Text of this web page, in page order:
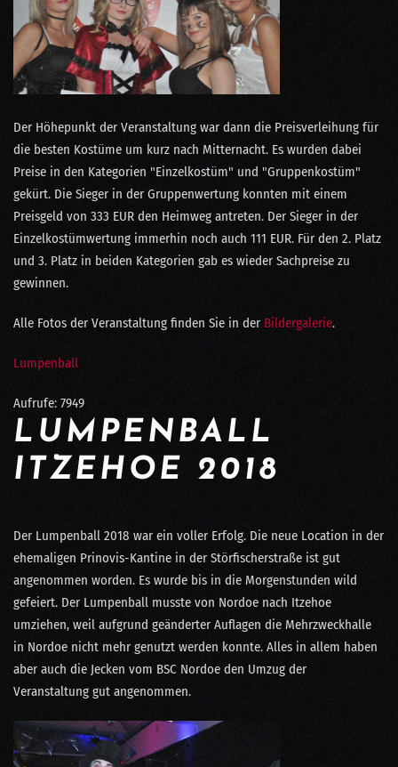
Der Höhepunkt der Veranstaltung war dann die Preisverleihung für
die besten Kostüme um kurz nach Mitternacht. Es wurden dabei
Preise in den Kategorien "Einzelkostüm" und "Gruppenkostüm"
gekürt. Die Sieger in der Gruppenwertung konnten mit einem
Preisgeld von 333 EUR den Heimweg antreten. Der Sieger in der
Einzelkostümwertung immerhin noch auch 111 EUR. Für den 2. Platz
und 3. Platz in beiden Kategorien gab es wieder Sachpreise zu
gewinnen.
Alle Fotos der Veranstaltung finden Sie in der Bildergalerie.
Lumpenball
Aufrufe: 7949
LUMPENBALL
ITZEHOE 2018
Der Lumpenball 2018 war ein voller Erfolg. Die neue Location in der
ehemaligen Prinovis-Kantine in der Störfischerstraße ist gut
angenommen worden. Es wurde bis in die Morgenstunden wild
gefeiert. Der Lumpenball musste von Nordoe nach Itzehoe
umziehen, weil aufgrund geänderter Auflagen die Mehrzweckhalle
in Nordoe nicht mehr genutzt werden konnte. Alles in allem haben
aber auch die Jecken vom BSC Nordoe den Umzug der
Veranstaltung gut angenommen.